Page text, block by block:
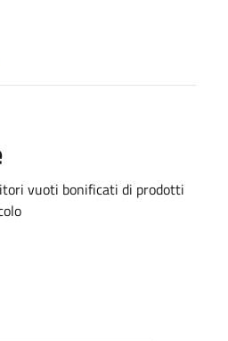
vuoti bonificati di prodotti